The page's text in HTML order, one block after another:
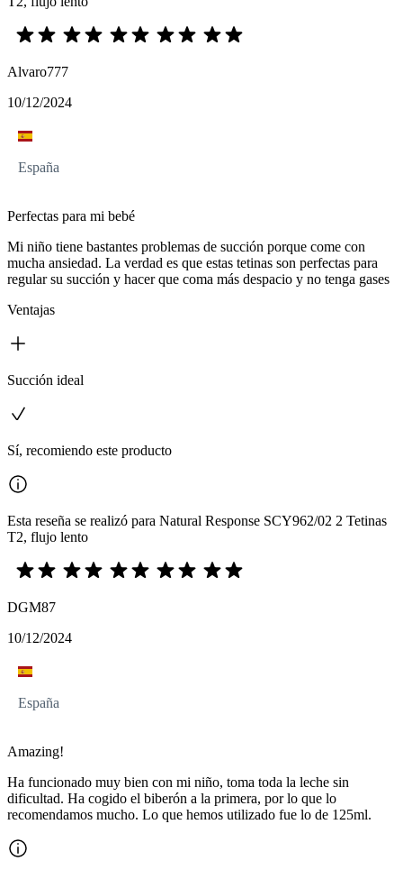
Alvaro777
10/12/2024
España
Perfectas para mi bebé
Mi niño tiene bastantes problemas de succión porque come con
mucha ansiedad. La verdad es que estas tetinas son perfectas para
regular su succión y hacer que coma más despacio y no tenga gases
Ventajas
Succión ideal
Sí, recomiendo este producto
Esta reseña se realizó para Natural Response SCY962/02 2 Tetinas
T2, flujo lento
DGM87
10/12/2024
España
Amazing!
Ha funcionado muy bien con mi niño, toma toda la leche sin
dificultad. Ha cogido el biberón a la primera, por lo que lo
recomendamos mucho. Lo que hemos utilizado fue lo de 125ml.